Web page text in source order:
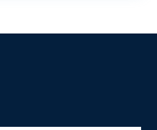
swiss-national-
@swissnationalbank